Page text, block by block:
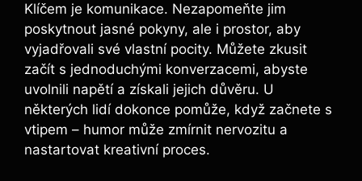
Klíčem je komunikace. Nezapomeňte jim
poskytnout jasné pokyny, ale i prostor, aby
vyjadřovali své vlastní pocity. Můžete zkusit
začít s jednoduchými konverzacemi, abyste
uvolnili napětí a získali jejich důvěru. U
některých lidí dokonce pomůže, když začnete s
vtipem – humor může zmírnit nervozitu a
nastartovat kreativní proces.